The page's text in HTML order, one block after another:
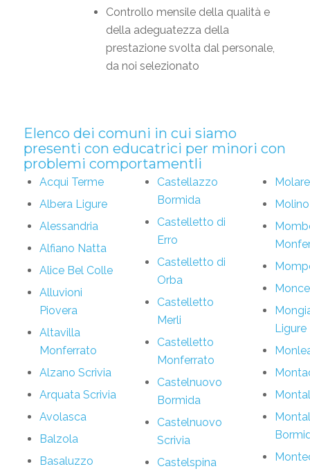
Controllo mensile della qualità e
della adeguatezza della
prestazione svolta dal personale,
da noi selezionato
Elenco dei comuni in cui siamo
presenti con educatrici per minori con
problemi comportamentli
Acqui Terme
Albera Ligure
Alessandria
Alfiano Natta
Alice Bel Colle
Alluvioni
Piovera
Altavilla
Monferrato
Alzano Scrivia
Arquata Scrivia
Avolasca
Balzola
Basaluzzo
Castellazzo
Bormida
Castelletto di
Erro
Castelletto di
Orba
Castelletto
Merli
Castelletto
Monferrato
Castelnuovo
Bormida
Castelnuovo
Scrivia
Castelspina
Molare
Ligure